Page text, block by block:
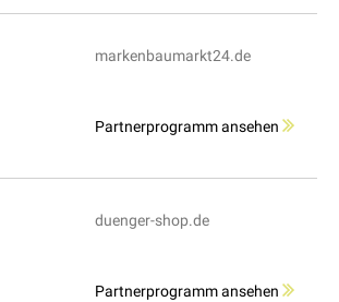
markenbaumarkt24.de
Partnerprogramm ansehen
duenger-shop.de
Partnerprogramm ansehen